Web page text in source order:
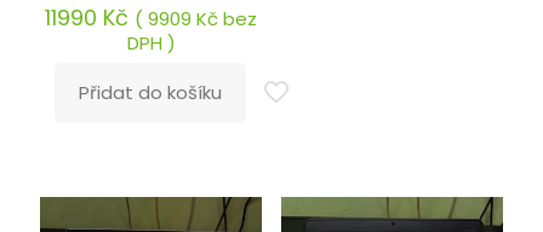
11990 Kč (9909Kčbez
DPH )
Přidat do košíku